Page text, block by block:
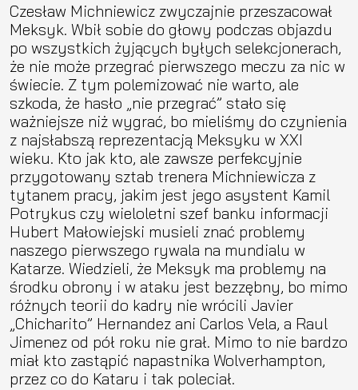
Czesław Michniewicz zwyczajnie przeszacował
Meksyk. Wbił sobie do głowy podczas objazdu
po wszystkich żyjących byłych selekcjonerach,
że nie może przegrać pierwszego meczu za nic w
świecie. Z tym polemizować nie warto, ale
szkoda, że hasło „nie przegrać” stało się
ważniejsze niż wygrać, bo mieliśmy do czynienia
z najsłabszą reprezentacją Meksyku w XXI
wieku. Kto jak kto, ale zawsze perfekcyjnie
przygotowany sztab trenera Michniewicza z
tytanem pracy, jakim jest jego asystent Kamil
Potrykus czy wieloletni szef banku informacji
Hubert Małowiejski musieli znać problemy
naszego pierwszego rywala na mundialu w
Katarze. Wiedzieli, że Meksyk ma problemy na
środku obrony i w ataku jest bezzębny, bo mimo
różnych teorii do kadry nie wrócili Javier
„Chicharito” Hernandez ani Carlos Vela, a Raul
Jimenez od pół roku nie grał. Mimo to nie bardzo
miał kto zastąpić napastnika Wolverhampton,
przez co do Kataru i tak poleciał.